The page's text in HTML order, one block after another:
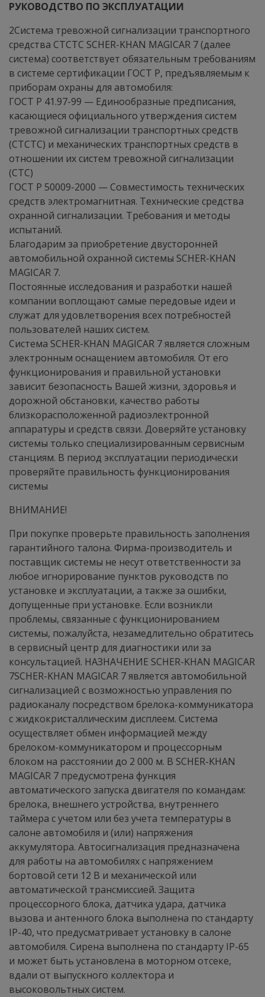
РУКОВОДСТВО ПО ЭКСПЛУАТАЦИИ
2Система тревожной сигнализации транспортного
средства СТСТС SCHER-KHAN MAGICAR 7 (далее
система) соответствует обязательным требованиям
в системе сертификации ГОСТ Р, предъявляемым к
приборам охраны для автомобиля:
ГОСТ Р 41.97-99 — Единообразные предписания,
касающиеся официального утверждения систем
тревожной сигнализации транспортных средств
(СТСТС) и механических транспортных средств в
отношении их систем тревожной сигнализации
(СТС)
ГОСТ Р 50009-2000 — Совместимость технических
средств электромагнитная. Технические средства
охранной сигнализации. Требования и методы
испытаний.
Благодарим за приобретение двусторонней
автомобильной охранной системы SCHER-KHAN
MAGICAR 7.
Постоянные исследования и разработки нашей
компании воплощают самые передовые идеи и
служат для удовлетворения всех потребностей
пользователей наших систем.
Система SCHER-KHAN MAGICAR 7 является сложным
электронным оснащением автомобиля. От его
функционирования и правильной установки
зависит безопасность Вашей жизни, здоровья и
дорожной обстановки, качество работы
близкорасположенной радиоэлектронной
аппаратуры и средств связи. Доверяйте установку
системы только специализированным сервисным
станциям. В период эксплуатации периодически
проверяйте правильность функционирования
системы
ВНИМАНИЕ!
При покупке проверьте правильность заполнения
гарантийного талона. Фирма-производитель и
поставщик системы не несут ответственности за
любое игнорирование пунктов руководств по
установке и эксплуатации, а также за ошибки,
допущенные при установке. Если возникли
проблемы, связанные с функционированием
системы, пожалуйста, незамедлительно обратитесь
в сервисный центр для диагностики или за
консультацией. НАЗНАЧЕНИЕ SCHER-KHAN MAGICAR
7SCHER-KHAN MAGICAR 7 является автомобильной
сигнализацией с возможностью управления по
радиоканалу посредством брелока-коммуникатора
с жидкокристаллическим дисплеем. Система
осуществляет обмен информацией между
брелоком-коммуникатором и процессорным
блоком на расстоянии до 2 000 м. В SCHER-KHAN
MAGICAR 7 предусмотрена функция
автоматического запуска двигателя по командам:
брелока, внешнего устройства, внутреннего
таймера с учетом или без учета температуры в
салоне автомобиля и (или) напряжения
аккумулятора. Автосигнализация предназначена
для работы на автомобилях с напряжением
бортовой сети 12 В и механической или
автоматической трансмиссией. Защита
процессорного блока, датчика удара, датчика
вызова и антенного блока выполнена по стандарту
IP-40, что предусматривает установку в салоне
автомобиля. Сирена выполнена по стандарту IP-65
и может быть установлена в моторном отсеке,
вдали от выпускного коллектора и
высоковольтных систем.